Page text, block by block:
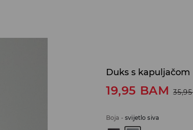
Duks s kapuljačom
19,95 BAM 35,95
Boja -svijetlo siva